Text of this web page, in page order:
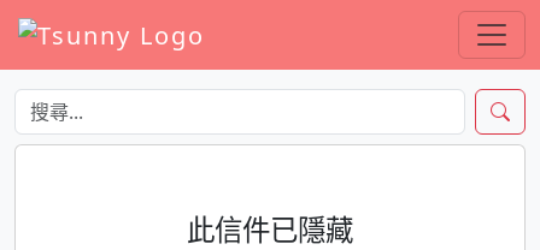
此信件已隱藏